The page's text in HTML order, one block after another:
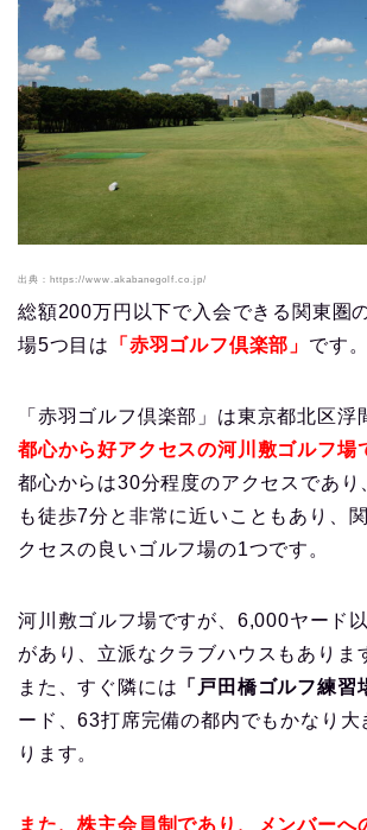
出典：https://www.akabanegolf.co.jp/
総額200万円以下で入会できる関東圏
場5つ目は
「赤羽ゴルフ倶楽部」 です。
「赤羽ゴルフ倶楽部」は東京都北区浮
都心から好アクセスの河川敷ゴルフ場
都心からは30分程度のアクセスであり
も徒歩7分と非常に近いこともあり、
クセスの良いゴルフ場の1つです。
河川敷ゴルフ場ですが、6,000ヤード
があり、立派なクラブハウスもありま
また、すぐ隣には 「戸田橋ゴルフ練習
ード、63打席完備の都内でもかなり大
ります。
また、株主会員制であり、メンバーへ